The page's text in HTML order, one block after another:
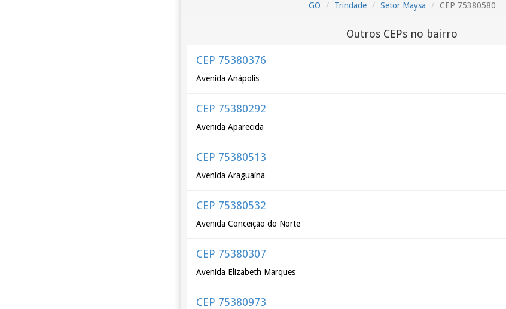
GO Trindade Setor Maysa CEP 75380580
Outros CEPs no bairro
CEP 75380376
Avenida Anápolis
CEP 75380292
Avenida Aparecida
CEP 75380513
Avenida Araguaína
CEP 75380532
Avenida Conceição do Norte
CEP 75380307
Avenida Elizabeth Marques
CEP 75380973